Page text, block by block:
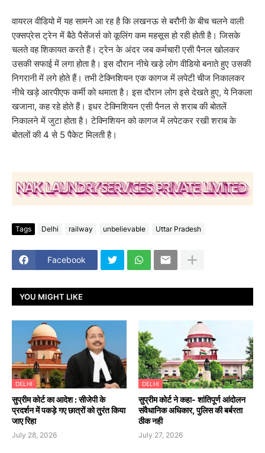
वायरल वीडियो में यह सामने आ रह है कि लखनऊ से बरौनी के बीच चलने वाली
एक्सप्रेस ट्रेन में बैठे पैसेंजर्स को कूलिंग कम महसूस हो रही होती है। जिसके
चलते वह शिकायत करते हैं। ट्रेन के अंदर जब कर्मचारी एसी पैनल खोलकर
उसकी सफाई में लगा होता है। इस दौरान नीचे खड़े लोग वीडियो बनाते हुए उसकी
निगरानी में लगे होते हैं। तभी टेक्निशियन एक कागज में लपेटी चीज निकालकर
नीचे खड़े आरपीएफ कर्मी को थमाता है। इस दौरान लोग इसे देखते हुए, ये निकला
खजाना, कह रहे होते हैं। इधर टेक्निशियन एसी पैनल से शराब की बोतलें
निकालने में जुटा होता है। टेक्निशियन को कागज में लपेटकर रखी शराब के
बोतलों की 4 से 5 पैकेट मिलती है।
Tags Delhi railway unbelievable Uttar Pradesh
Facebook
YOU MIGHT LIKE
DELHI
सुप्रीम कोर्ट का आदेश : सीजेपी के
प्रदर्शन में पकड़े गए छात्रों को तुरंत किया
जाए रिहा
July 28, 2026
DELHI
सुप्रीम कोर्ट ने कहा- शांतिपूर्ण आंदोलन
संवैधानिक अधिकार, पुलिस की बर्बरता
ठीक नही
July 27, 2026